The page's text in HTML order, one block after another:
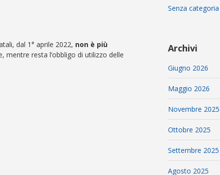
dal 1° aprile 2022, non è più
mentre resta l’obbligo di utilizzo delle
Senza categoria
Archivi
Giugno 2026
Maggio 2026
Novembre 2025
Ottobre 2025
Settembre 2025
Agosto 2025